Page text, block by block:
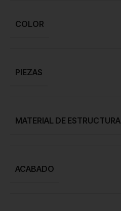
COLOR
PIEZAS
MATERIAL DE ESTRUCTURA
ACABADO